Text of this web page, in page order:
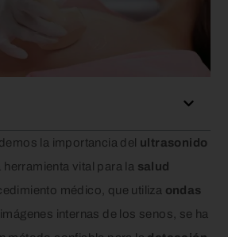
la importancia del ultrasonido
herramienta vital para la salud
médico, que utiliza ondas
internas de los senos, se ha